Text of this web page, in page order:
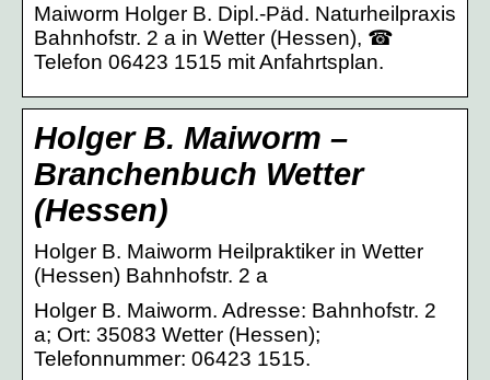
Maiworm Holger B. Dipl.-Päd. Naturheilpraxis
Bahnhofstr. 2 a in Wetter (Hessen), ☎
Telefon 06423 1515 mit Anfahrtsplan.
Holger B. Maiworm –
Branchenbuch Wetter
(Hessen)
Holger B. Maiworm Heilpraktiker in Wetter
(Hessen) Bahnhofstr. 2 a
Holger B. Maiworm. Adresse: Bahnhofstr. 2
a; Ort: 35083 Wetter (Hessen);
Telefonnummer: 06423 1515.